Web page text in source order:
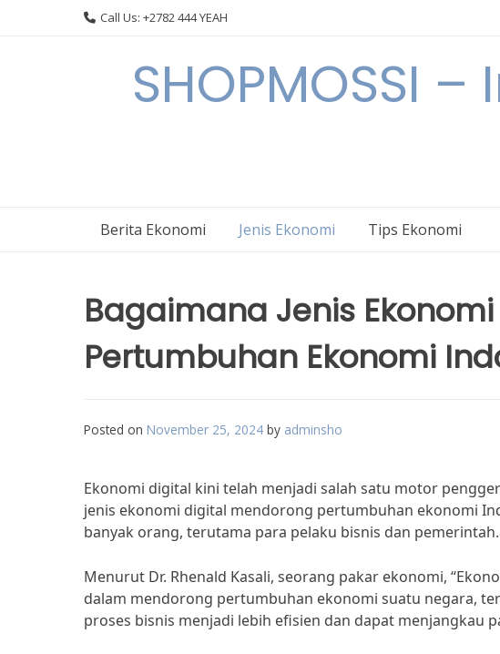
Call Us: +2782 444 YEAH
SHOPMOSSI
Berita Ekonomi Jenis Ekonomi Tips Ekonomi
Bagaimana Jenis
Pertumbuhan Ekonomi
Posted on November 25, 2024 by adminsho
Ekonomi digital kini telah menjadi salah satu motor
jenis ekonomi digital mendorong pertumbuhan ekonomi
banyak orang, terutama para pelaku bisnis dan pemerintah.
Menurut Dr. Rhenald Kasali, seorang pakar ekonomi,
dalam mendorong pertumbuhan ekonomi suatu negara,
proses bisnis menjadi lebih efisien dan dapat menjangkau